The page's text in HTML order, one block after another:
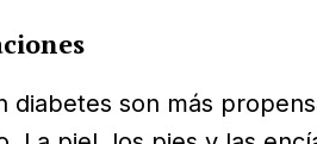
diabetes son más